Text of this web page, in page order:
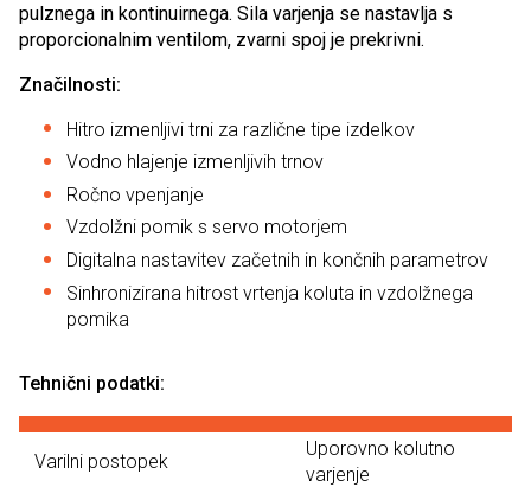
pulznega in kontinuirnega. Sila varjenja se nastavlja s
proporcionalnim ventilom, zvarni spoj je prekrivni.
Značilnosti:
Hitro izmenljivi trni za različne tipe izdelkov
Vodno hlajenje izmenljivih trnov
Ročno vpenjanje
Vzdolžni pomik s servo motorjem
Digitalna nastavitev začetnih in končnih parametrov
Sinhronizirana hitrost vrtenja koluta in vzdolžnega
pomika
Tehnični podatki:
Varilni postopek
Uporovno kolutno
varjenje